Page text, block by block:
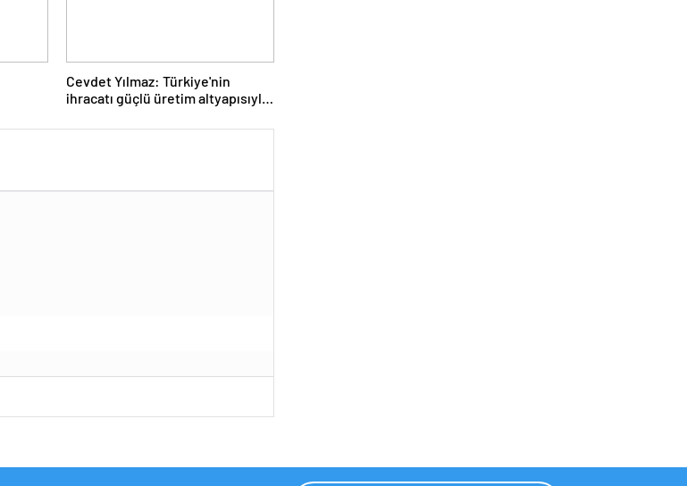
Cevdet Yılmaz: Türkiye'nin
ihracatı güçlü üretim altyapısıyla
sürdürmektedir